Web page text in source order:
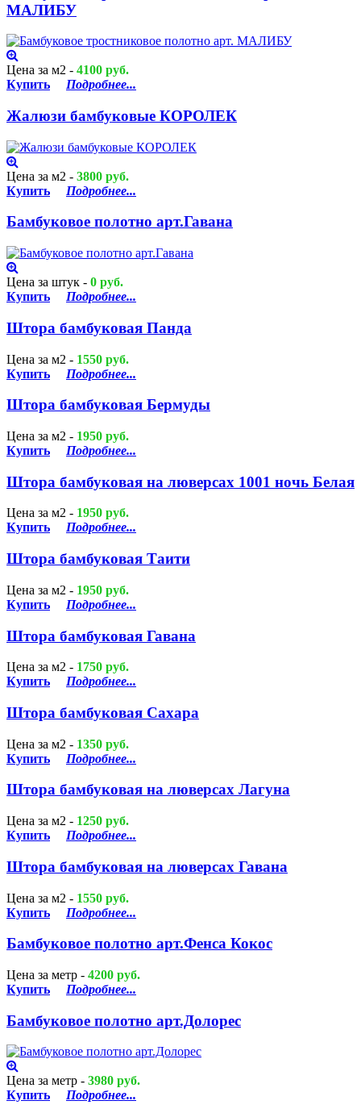
МАЛИБУ
Цена за м2 - 4100 руб.
Купить
Подробнее...
Жалюзи бамбуковые КОРОЛЕК
Цена за м2 - 3800 руб.
Купить
Подробнее...
Бамбуковое полотно арт.Гавана
Цена за штук - 0 руб.
Купить
Подробнее...
Штора бамбуковая Панда
Цена за м2 - 1550 руб.
Купить
Подробнее...
Штора бамбуковая Бермуды
Цена за м2 - 1950 руб.
Купить
Подробнее...
Штора бамбуковая на люверсах 1001 ночь Белая
Цена за м2 - 1950 руб.
Купить
Подробнее...
Штора бамбуковая Таити
Цена за м2 - 1950 руб.
Купить
Подробнее...
Штора бамбуковая Гавана
Цена за м2 - 1750 руб.
Купить
Подробнее...
Штора бамбуковая Сахара
Цена за м2 - 1350 руб.
Купить
Подробнее...
Штора бамбуковая на люверсах Лагуна
Цена за м2 - 1250 руб.
Купить
Подробнее...
Штора бамбуковая на люверсах Гавана
Цена за м2 - 1550 руб.
Купить
Подробнее...
Бамбуковое полотно арт.Фенса Кокос
Цена за метр - 4200 руб.
Купить
Подробнее...
Бамбуковое полотно арт.Долорес
Цена за метр - 3980 руб.
Купить
Подробнее...